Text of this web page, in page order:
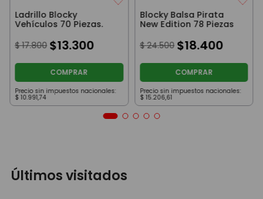
Ladrillo Blocky
Vehículos 70 Piezas.
$ 17.800 $13.300
COMPRAR
Precio sin impuestos nacionales:
$ 10.991,74
Blocky Balsa Pirata
New Edition 78 Piezas
$ 24.500 $18.400
COMPRAR
Precio sin impuestos nacionales:
$ 15.206,61
Últimos visitados